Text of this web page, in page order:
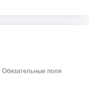
Обязательные поля